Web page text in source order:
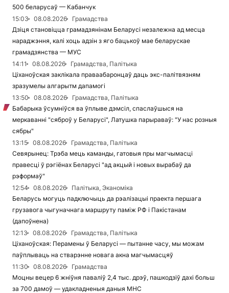
500 беларусаў — Кабанчук
15:03
08.08.2026
Грамадства
Дзіця становіцца грамадзянінам Беларусі незалежна ад месца
нараджэння, калі хоць адзін з яго бацькоў мае беларускае
грамадзянства — МУС
14:11
08.08.2026
Грамадства, Палітыка
Ціханоўская заклікала праваабаронцаў даць экс-палітвязням
зразумелы алгарытм дапамогі
13:50
08.08.2026
Грамадства, Палітыка
Бабарыка ўсумніўся ва ўплыве дэмсіл, спаслаўшыся на
меркаванні "сяброў у Беларусі", Латушка парыраваў: "У нас розныя
сябры"
13:15
08.08.2026
Грамадства, Палітыка
Севярынец: Трэба мець каманды, гатовыя пры магчымасці
правесці ў рэгіёнах Беларусі "ад акцый і новых вырабаў да
рэформаў"
12:54
08.08.2026
Палітыка, Эканоміка
Беларусь могуць падключыць да рэалізацыі праекта першага
грузавога чыгуначнага маршруту паміж РФ і Пакістанам
(дапоўнена)
12:13
08.08.2026
Грамадства, Палітыка
Ціханоўская: Перамены ў Беларусі — пытанне часу, мы можам
паўплываць на стварэнне новага акна магчымасцяў
11:30
08.08.2026
Грамадства
Моцны вецер 6 жніўня паваліў 2,4 тыс. дрэў, пашкодзіў дахі больш
за 700 дамоў — удакладненыя даныя МНС